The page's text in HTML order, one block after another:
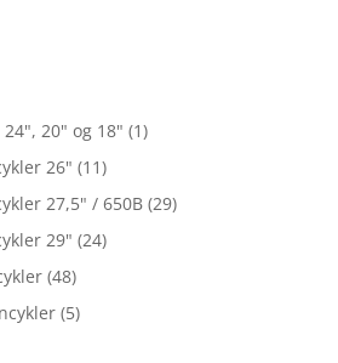
20" og 18" (1)
26" (11)
27,5" / 650B (29)
29" (24)
(48)
(5)